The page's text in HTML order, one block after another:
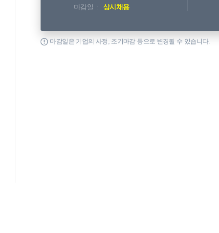
마감일
상시채용
마감일은 기업의 사정, 조기마감 등으로 변경될 수 있습니다.